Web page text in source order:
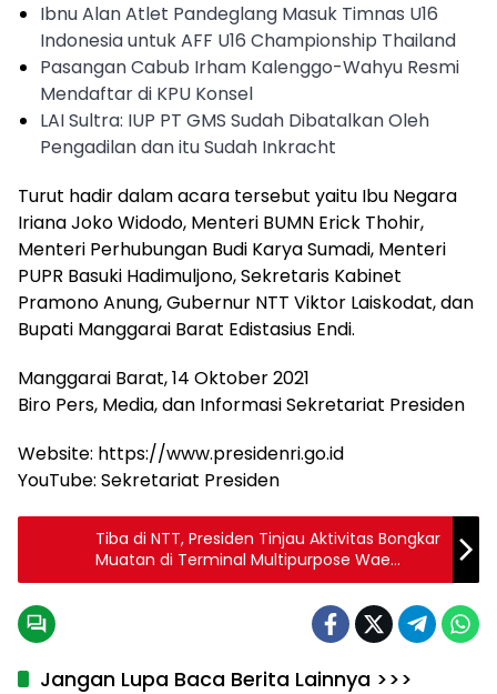
Ibnu Alan Atlet Pandeglang Masuk Timnas U16
Indonesia untuk AFF U16 Championship Thailand
Pasangan Cabub Irham Kalenggo-Wahyu Resmi
Mendaftar di KPU Konsel
LAI Sultra: IUP PT GMS Sudah Dibatalkan Oleh
Pengadilan dan itu Sudah Inkracht
Turut hadir dalam acara tersebut yaitu Ibu Negara
Iriana Joko Widodo, Menteri BUMN Erick Thohir,
Menteri Perhubungan Budi Karya Sumadi, Menteri
PUPR Basuki Hadimuljono, Sekretaris Kabinet
Pramono Anung, Gubernur NTT Viktor Laiskodat, dan
Bupati Manggarai Barat Edistasius Endi.
Manggarai Barat, 14 Oktober 2021
Biro Pers, Media, dan Informasi Sekretariat Presiden
Website: https://www.presidenri.go.id
YouTube: Sekretariat Presiden
Tiba di NTT, Presiden Tinjau Aktivitas Bongkar
Muatan di Terminal Multipurpose Wae
Kelambu
Jangan Lupa Baca Berita Lainnya >>>